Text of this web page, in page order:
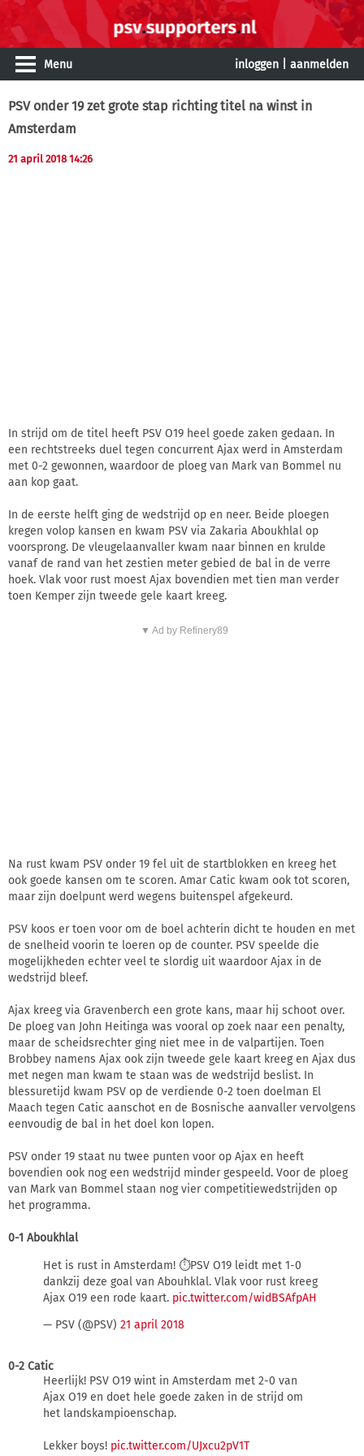
Menu inloggen aanmelden
PSV onder 19 zet grote stap richting titel na winst in
Amsterdam
21 april 2018 14:26
In strijd om de titel heeft PSV O19 heel goede zaken gedaan. In
een rechtstreeks duel tegen concurrent Ajax werd in Amsterdam
met 0-2 gewonnen, waardoor de ploeg van Mark van Bommel nu
aan kop gaat.
In de eerste helft ging de wedstrijd op en neer. Beide ploegen
kregen volop kansen en kwam PSV via Zakaria Aboukhlal op
voorsprong. De vleugelaanvaller kwam naar binnen en krulde
vanaf de rand van het zestien meter gebied de bal in de verre
hoek. Vlak voor rust moest Ajax bovendien met tien man verder
toen Kemper zijn tweede gele kaart kreeg.
▼ Ad by Refinery89
Na rust kwam PSV onder 19 fel uit de startblokken en kreeg het
ook goede kansen om te scoren. Amar Catic kwam ook tot scoren,
maar zijn doelpunt werd wegens buitenspel afgekeurd.
PSV koos er toen voor om de boel achterin dicht te houden en met
de snelheid voorin te loeren op de counter. PSV speelde die
mogelijkheden echter veel te slordig uit waardoor Ajax in de
wedstrijd bleef.
Ajax kreeg via Gravenberch een grote kans, maar hij schoot over.
De ploeg van John Heitinga was vooral op zoek naar een penalty,
maar de scheidsrechter ging niet mee in de valpartijen. Toen
Brobbey namens Ajax ook zijn tweede gele kaart kreeg en Ajax dus
met negen man kwam te staan was de wedstrijd beslist. In
blessuretijd kwam PSV op de verdiende 0-2 toen doelman El
Maach tegen Catic aanschot en de Bosnische aanvaller vervolgens
eenvoudig de bal in het doel kon lopen.
PSV onder 19 staat nu twee punten voor op Ajax en heeft
bovendien ook nog een wedstrijd minder gespeeld. Voor de ploeg
van Mark van Bommel staan nog vier competitiewedstrijden op
het programma.
0-1 Aboukhlal
Het is rust in Amsterdam! ⏱PSV O19 leidt met 1-0
dankzij deze goal van Abouhklal. Vlak voor rust kreeg
Ajax O19 een rode kaart. pic.twitter.com/widBSAfpAH
— PSV (@PSV) 21 april 2018
0-2 Catic
Heerlijk! PSV O19 wint in Amsterdam met 2-0 van
Ajax O19 en doet hele goede zaken in de strijd om
het landskampioenschap.
Lekker boys! pic.twitter.com/UJxcu2pV1T